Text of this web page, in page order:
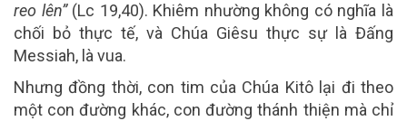
reo lên”(Lc 19,40). Khiêm nhường không có nghĩa là
chối bỏ thực tế, và Chúa Giêsu thực sự là Đấng
Messiah, là vua.
Nhưng đồng thời, con tim của Chúa Kitô lại đi theo
một con đường khác, con đường thánh thiện mà chỉ